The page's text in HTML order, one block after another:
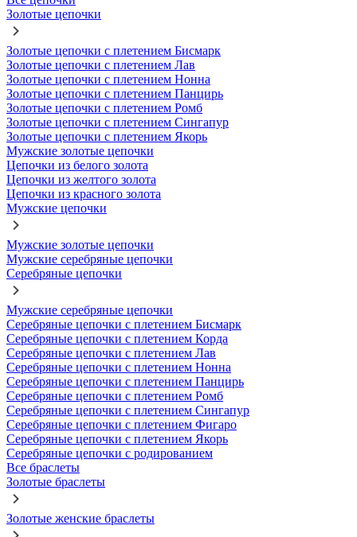
Золотые цепочки
Золотые цепочки с плетением Бисмарк
Золотые цепочки с плетением Лав
Золотые цепочки с плетением Нонна
Золотые цепочки с плетением Панцирь
Золотые цепочки с плетением Ромб
Золотые цепочки с плетением Сингапур
Золотые цепочки с плетением Якорь
Мужские золотые цепочки
Цепочки из белого золота
Цепочки из желтого золота
Цепочки из красного золота
Мужские цепочки
Мужские золотые цепочки
Мужские серебряные цепочки
Серебряные цепочки
Мужские серебряные цепочки
Серебряные цепочки с плетением Бисмарк
Серебряные цепочки с плетением Корда
Серебряные цепочки с плетением Лав
Серебряные цепочки с плетением Нонна
Серебряные цепочки с плетением Панцирь
Серебряные цепочки с плетением Ромб
Серебряные цепочки с плетением Сингапур
Серебряные цепочки с плетением Фигаро
Серебряные цепочки с плетением Якорь
Серебряные цепочки с родированием
Все браслеты
Золотые браслеты
Золотые женские браслеты